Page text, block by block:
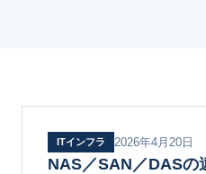
ITインフラ 2026年4月20日
NAS／SAN／DAS